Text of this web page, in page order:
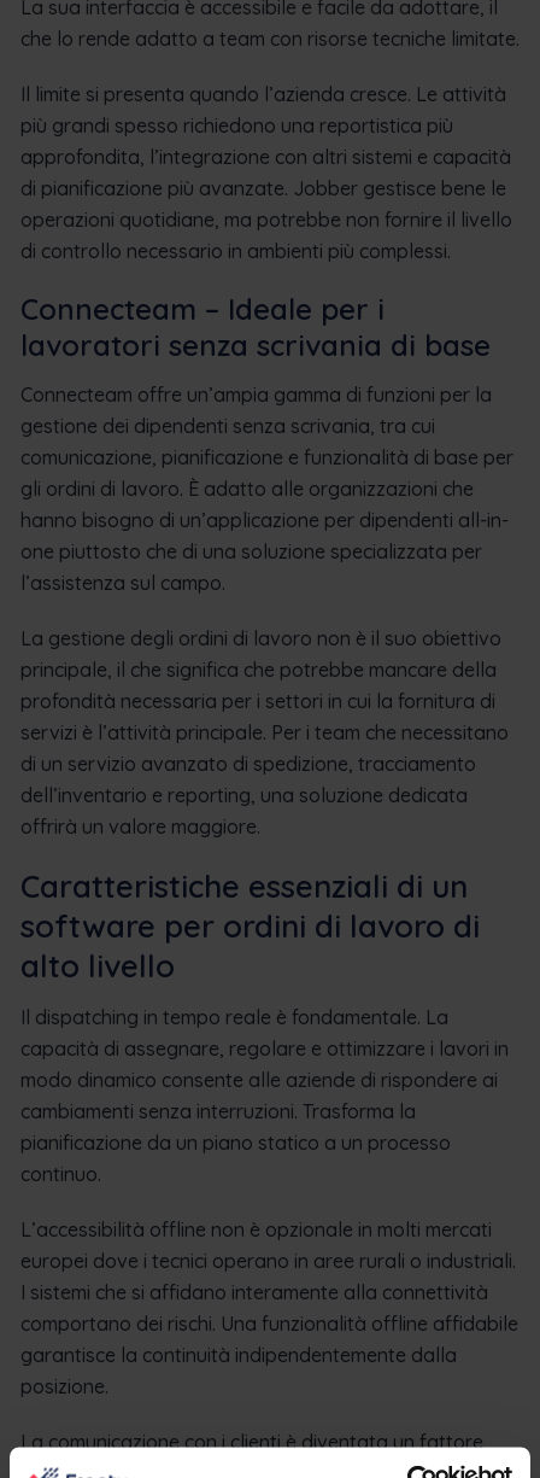
La sua interfaccia è accessibile e facile da adottare, il
che lo rende adatto a team con risorse tecniche limitate.
Il limite si presenta quando l’azienda cresce. Le attività
più grandi spesso richiedono una reportistica più
approfondita, l’integrazione con altri sistemi e capacità
di pianificazione più avanzate. Jobber gestisce bene le
operazioni quotidiane, ma potrebbe non fornire il livello
di controllo necessario in ambienti più complessi.
Connecteam – Ideale per i
lavoratori senza scrivania di base
Connecteam offre un’ampia gamma di funzioni per la
gestione dei dipendenti senza scrivania, tra cui
comunicazione, pianificazione e funzionalità di base per
gli ordini di lavoro. È adatto alle organizzazioni che
hanno bisogno di un’applicazione per dipendenti all-in-
one piuttosto che di una soluzione specializzata per
l’assistenza sul campo.
La gestione degli ordini di lavoro non è il suo obiettivo
principale, il che significa che potrebbe mancare della
profondità necessaria per i settori in cui la fornitura di
servizi è l’attività principale. Per i team che necessitano
di un servizio avanzato di spedizione, tracciamento
dell’inventario e reporting, una soluzione dedicata
offrirà un valore maggiore.
Caratteristiche essenziali di un
software per ordini di lavoro di
alto livello
Il dispatching in tempo reale è fondamentale. La
capacità di assegnare, regolare e ottimizzare i lavori in
modo dinamico consente alle aziende di rispondere ai
cambiamenti senza interruzioni. Trasforma la
pianificazione da un piano statico a un processo
continuo.
L’accessibilità offline non è opzionale in molti mercati
europei dove i tecnici operano in aree rurali o industriali.
I sistemi che si affidano interamente alla connettività
comportano dei rischi. Una funzionalità offline affidabile
garantisce la continuità indipendentemente dalla
posizione.
La comunicazione con i clienti è diventata un fattore
competitivo. Un portale integrato o aggiornamenti